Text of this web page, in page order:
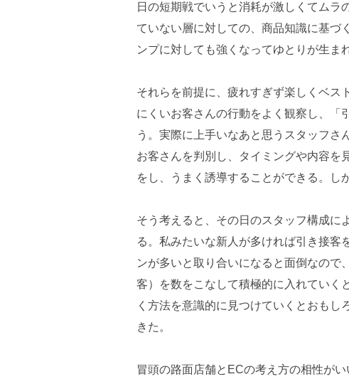
日の短期戦でいうと消耗が激しくてム
ていない層に対しての、商品知識に基づ
ンプに対しても強くなってゆとりが生ま
それらを前提に、疲れすぎず楽しくベス
にくいお客さんの行動をよく観察し、「
う。実際に上手いなあと思うスタッフさ
お客さんを判別し、タイミングや内容を
をし、うまく誘導することができる。し
そう考えると、その日のスタッフ構成に
る。私みたいな新人が多ければ引き接客
ンが多いと取り合いになると面倒なので
客）を数をこなして積極的に入れていく
く方法を意識的に見つけていくとおもし
きた。
冒頭の路面店舗とECの考え方の相性が